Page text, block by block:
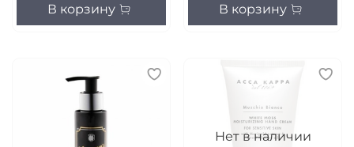
В корзину В корзину
Нет в наличии